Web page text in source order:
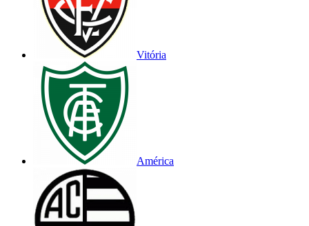
Vitória
América